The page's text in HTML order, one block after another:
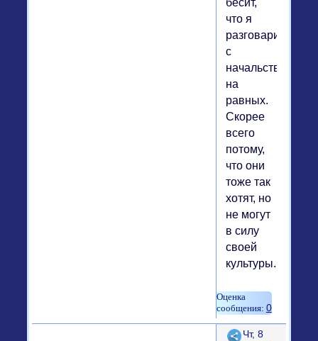
что я
разговариваю
с
начальством
на
равных.
Скорее
всего
потому,
что они
тоже так
хотят, но
не могут
в силу
своей
культуры.
0
Поделиться
Чт, 8